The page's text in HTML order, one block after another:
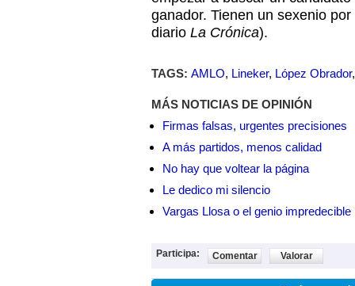
ganador. Tienen un sexenio
diario La Crónica).
TAGS: AMLO, Lineker, López Obrador
MÁS NOTICIAS DE OPINIÓN
Firmas falsas, urgentes precisiones
A más partidos, menos calidad
No hay que voltear la página
Le dedico mi silencio
Vargas Llosa o el genio impredecible
Participa: Comentar Valorar